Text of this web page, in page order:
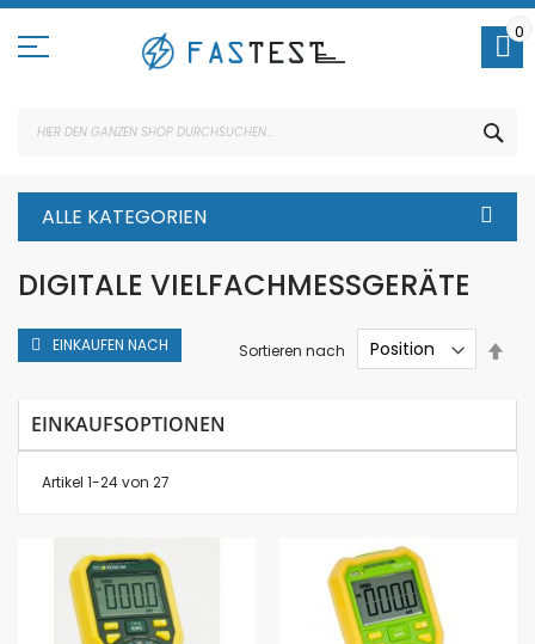
Direkt
Inhalt
0
ALLE KATEGORIEN
DIGITALE VIELFACHMESSGERÄTE
Artikel 1-24von 27
Sortieren nach
EINKAUFEN NACH
EINKAUFSOPTIONEN